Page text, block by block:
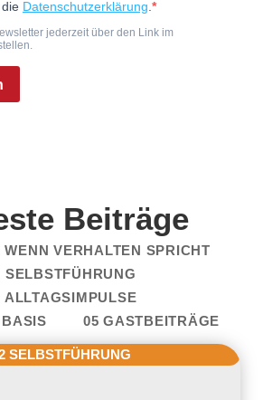
Beiträge
WENN VERHALTEN SPRICHT
SELBSTFÜHRUNG
ALLTAGSIMPULSE
05 GASTBEITRÄGE
SELBSTFÜHRUNG